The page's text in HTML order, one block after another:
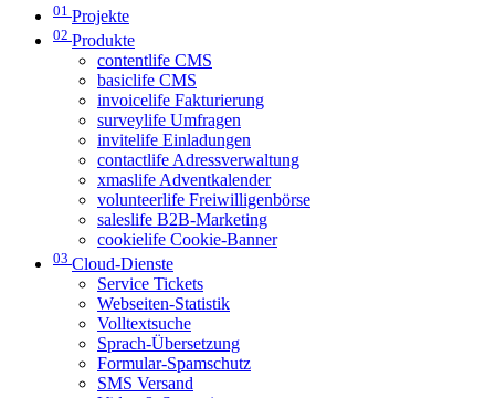
01 Projekte
02 Produkte
contentlife CMS
basiclife CMS
invoicelife Fakturierung
surveylife Umfragen
invitelife Einladungen
contactlife Adressverwaltung
xmaslife Adventkalender
volunteerlife Freiwilligenbörse
saleslife B2B-Marketing
cookielife Cookie-Banner
03 Cloud-Dienste
Service Tickets
Webseiten-Statistik
Volltextsuche
Sprach-Übersetzung
Formular-Spamschutz
SMS Versand